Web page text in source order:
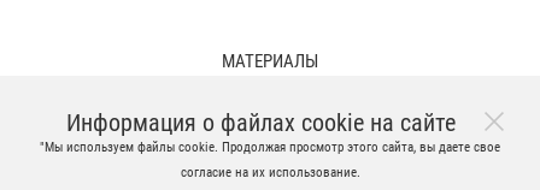
МАТЕРИАЛЫ
ПРАВОВЫЕ ПОЛОЖЕНИЯ И ВРЕМЕННЫЕ ФАЙЛЫ
Информация о файлах cookie на сайте
"Мы используем файлы cookie. Продолжая просмотр этого сайта, вы даете свое
согласие на их использование.